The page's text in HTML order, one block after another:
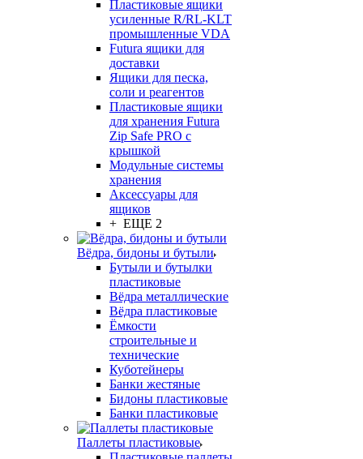
Пластиковые ящики
усиленные R/RL-KLT
промышленные VDA
Futura ящики для
доставки
Ящики для песка,
соли и реагентов
Пластиковые ящики
для хранения Futura
Zip Safe PRO с
крышкой
Модульные системы
хранения
Аксессуары для
ящиков
+ ЕЩЕ 2
Вёдра, бидоны и бутыли
Бутыли и бутылки
пластиковые
Вёдра металлические
Вёдра пластиковые
Ёмкости
строительные и
технические
Куботейнеры
Банки жестяные
Бидоны пластиковые
Банки пластиковые
Паллеты пластиковые